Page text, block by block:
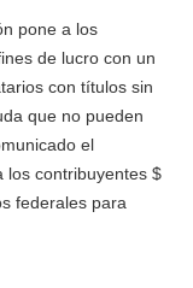
pone a los
de lucro con un
con títulos sin
que no pueden
el
los contribuyentes $
federales para